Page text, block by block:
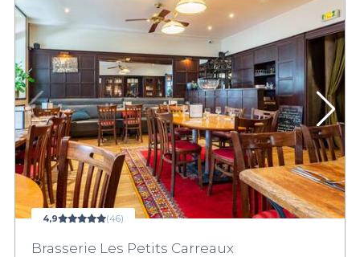
4,9 (46)
Brasserie Les Petits Carreaux